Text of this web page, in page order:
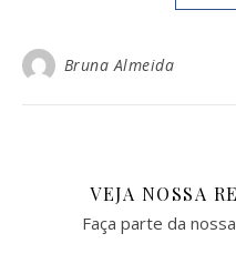
Bruna Almeida
VEJA NOSSA
Faça parte da